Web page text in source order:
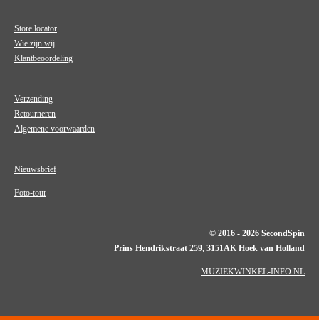
Store locator
Wie zijn wij
Klantbeoordeling
Verzending
Retourneren
Algemene voorwaarden
Nieuwsbrief
Foto-tour
© 2016 - 2026 SecondSpin
Prins Hendrikstraat 259, 3151AK Hoek van Holland
MUZIEKWINKEL-INFO.NL